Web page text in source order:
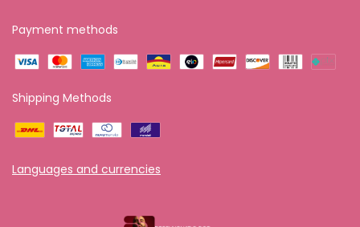
Payment methods
Shipping Methods
Languages and currencies